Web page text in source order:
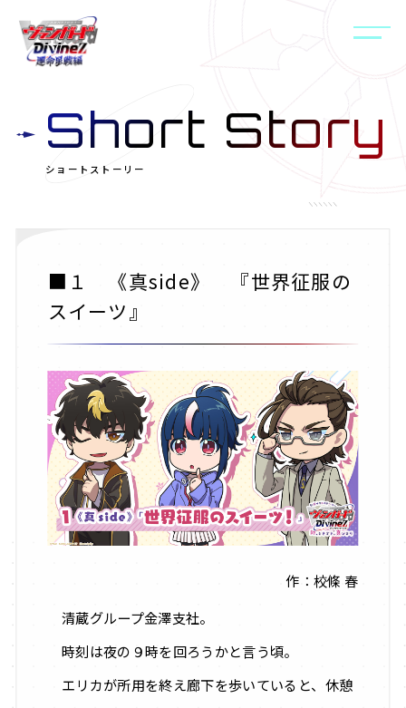
Short Story
ショートストーリー
■１ 《真side》 『世界征服の
スイーツ』
作：校條 春
清蔵グループ金澤支社。
時刻は夜の９時を回ろうかと言う頃。
エリカが所用を終え廊下を歩いていると、休憩